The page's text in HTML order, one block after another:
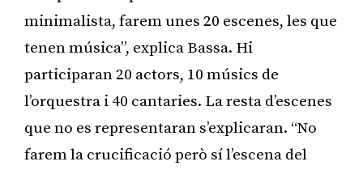
minimalista, farem unes 20 escenes, les que
tenen música”, explica Bassa. Hi
participaran 20 actors, 10 músics de
l’orquestra i 40 cantaries. La resta d’escenes
que no es representaran s’explicaran. “No
farem la crucificació però sí l’escena del